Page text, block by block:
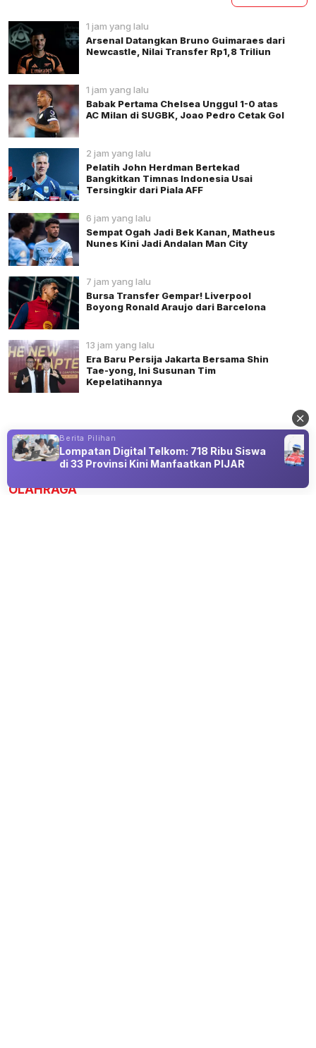
1 jam yang lalu
Arsenal Datangkan Bruno Guimaraes dari
Newcastle, Nilai Transfer Rp1,8 Triliun
1 jam yang lalu
Babak Pertama Chelsea Unggul 1-0 atas
AC Milan di SUGBK, Joao Pedro Cetak Gol
2 jam yang lalu
Pelatih John Herdman Bertekad
Bangkitkan Timnas Indonesia Usai
Tersingkir dari Piala AFF
6 jam yang lalu
Sempat Ogah Jadi Bek Kanan, Matheus
Nunes Kini Jadi Andalan Man City
7 jam yang lalu
Bursa Transfer Gempar! Liverpool
Boyong Ronald Araujo dari Barcelona
13 jam yang lalu
Era Baru Persija Jakarta Bersama Shin
Tae-yong, Ini Susunan Tim
Kepelatihannya
Advertisement
OLAHRAGA
Berita Pilihan
Lompatan Digital Telkom: 718 Ribu Siswa
di 33 Provinsi Kini Manfaatkan PIJAR